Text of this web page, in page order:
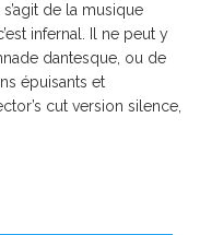
de la musique
infernal. Il ne peut y
dantesque, ou de
épuisants et
cut version silence,